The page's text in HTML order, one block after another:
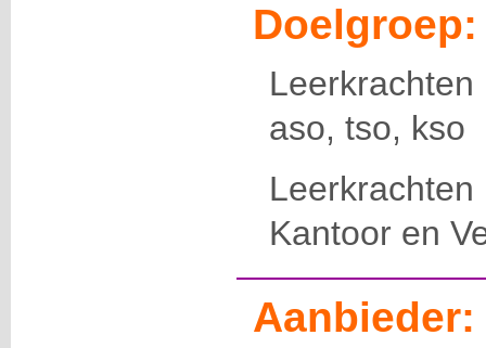
Doelgroep:
aso, tso, kso
Kantoor en
Aanbieder: